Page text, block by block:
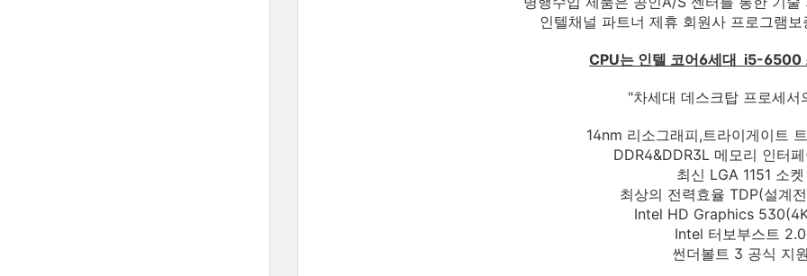
인텔채널 파트너 제휴 회원사 프로그램
CPU는 인텔 코어6세대 i5-6500
"차세대 데스크탑 프로세서
14nm 리소그래피,트라이게이트
DDR4&DDR3L 메모리 인터
최신 LGA 1151 소켓
최상의 전력효율 TDP(설계
Intel HD Graphics
Intel 터보부스트 2.0
썬더볼트 3 공식 지